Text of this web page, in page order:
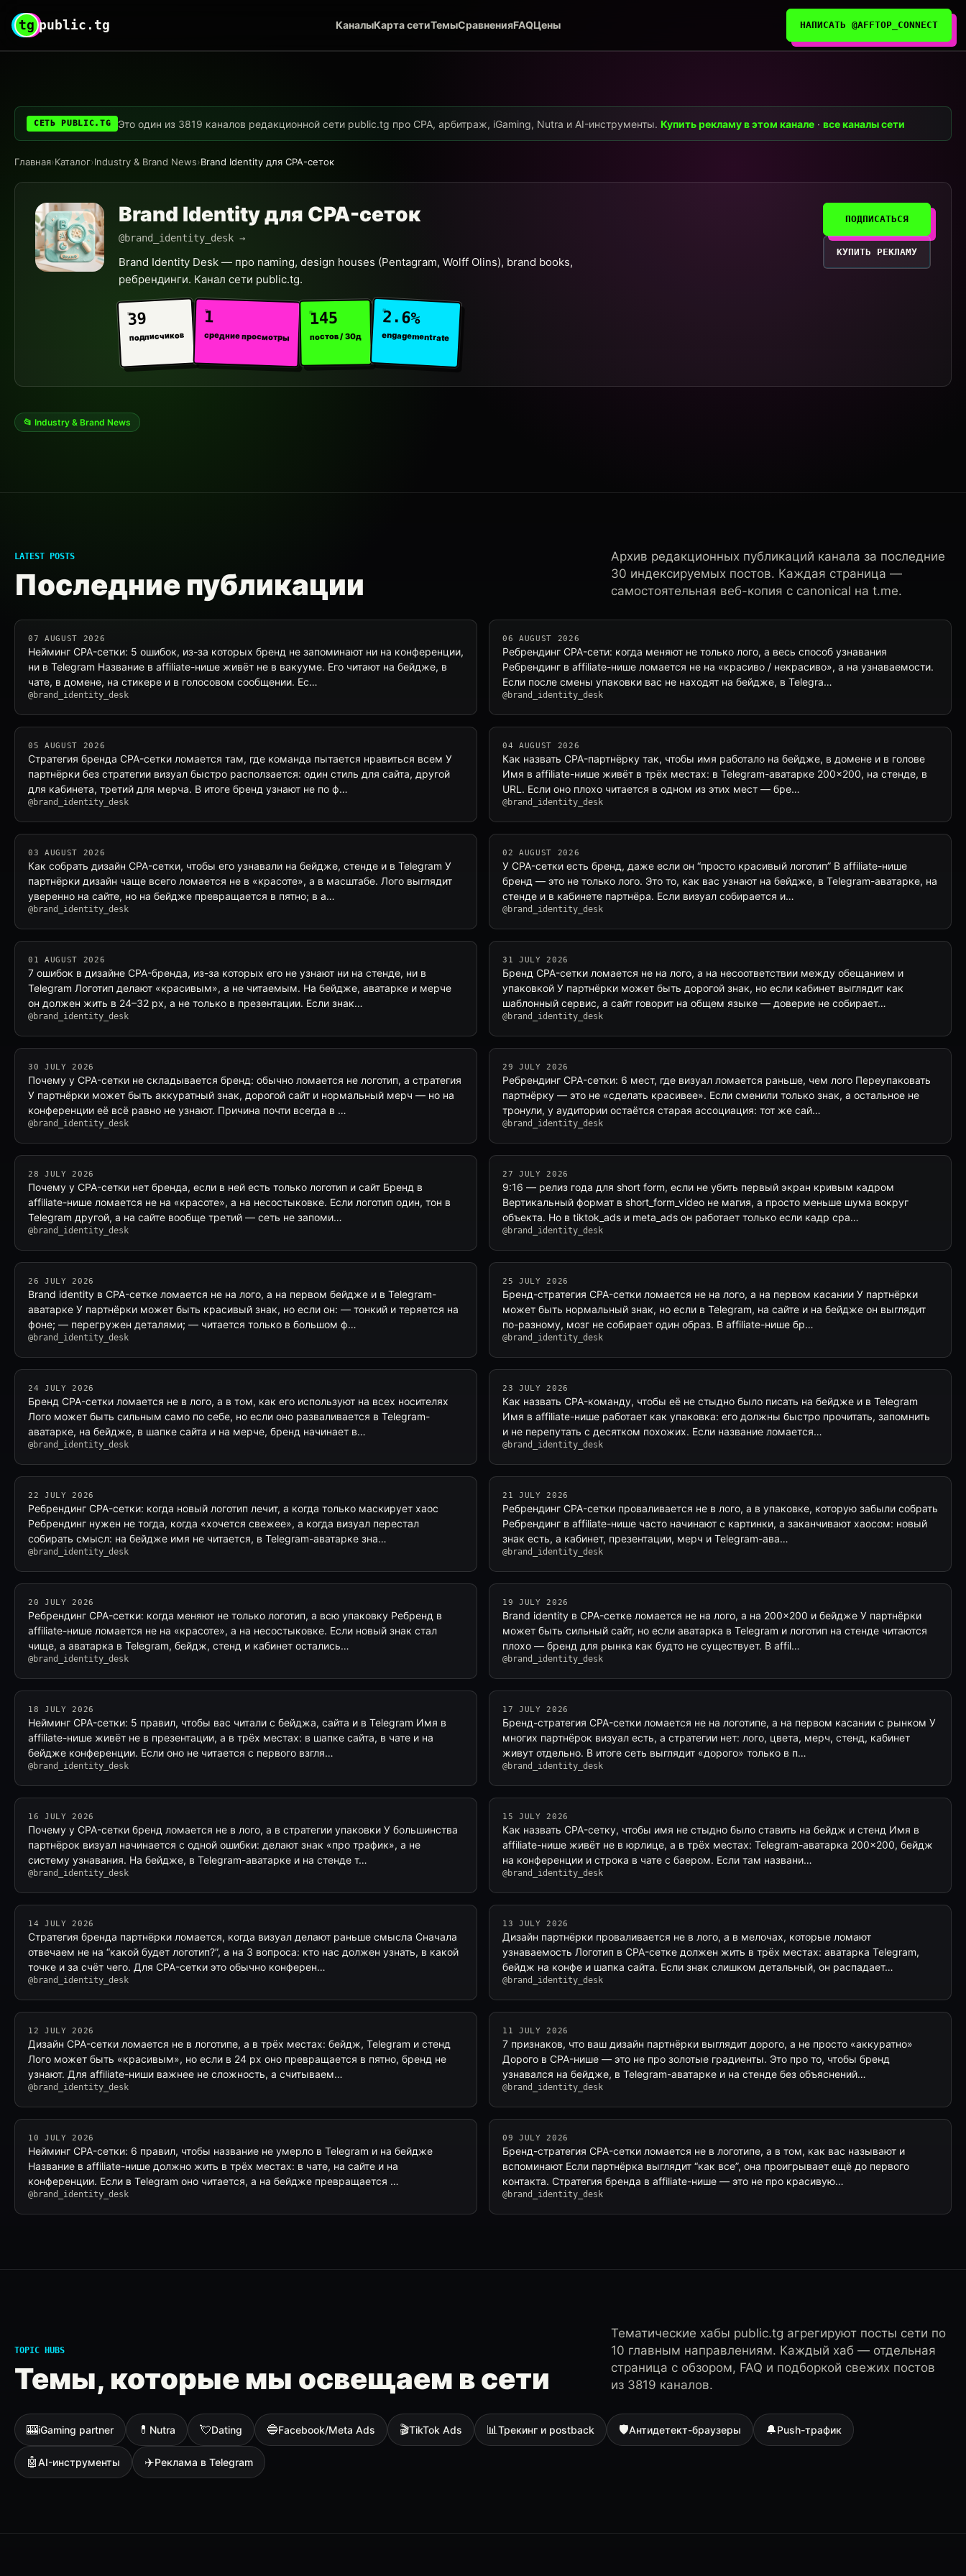
tg public.tg КаналыКарта сетиТемыСравненияFAQЦены НАПИСАТЬ @AFFTOP_CONNECT
СЕТЬ PUBLIC.TG Это один из 3819 каналов редакционной сети public.tg про CPA, арбитраж, iGaming, Nutra и AI-инструменты.Купить рекламу в этом канале ·все каналы сети
Главная›Каталог›Industry & Brand News›Brand Identity для CPA-сеток
Brand Identity для CPA-сеток
@brand_identity_desk →
Brand Identity Desk — про naming, design houses (Pentagram, Wolff Olins), brand books,
ребрендинги. Канал сети public.tg.
39
подписчиков
1
средние просмотры
145
постов / 30д
2.6%
engagement rate
ПОДПИСАТЬСЯ
КУПИТЬ РЕКЛАМУ
📂 Industry & Brand News
LATEST POSTS
Последние публикации
Архив редакционных публикаций канала за последние
30 индексируемых постов. Каждая страница —
самостоятельная веб-копия с canonical на t.me.
07 AUGUST 2026
Нейминг CPA-сетки: 5 ошибок, из-за которых бренд не запоминают ни на конференции,
ни в Telegram Название в affiliate-нише живёт не в вакууме. Его читают на бейдже, в
чате, в домене, на стикере и в голосовом сообщении. Ес…
@brand_identity_desk
06 AUGUST 2026
Ребрендинг CPA-сети: когда меняют не только лого, а весь способ узнавания
Ребрендинг в affiliate-нише ломается не на «красиво / некрасиво», а на узнаваемости.
Если после смены упаковки вас не находят на бейдже, в Telegra…
@brand_identity_desk
05 AUGUST 2026
Стратегия бренда CPA-сетки ломается там, где команда пытается нравиться всем У
партнёрки без стратегии визуал быстро расползается: один стиль для сайта, другой
для кабинета, третий для мерча. В итоге бренд узнают не по ф…
@brand_identity_desk
04 AUGUST 2026
Как назвать CPA-партнёрку так, чтобы имя работало на бейдже, в домене и в голове
Имя в affiliate-нише живёт в трёх местах: в Telegram-аватарке 200×200, на стенде, в
URL. Если оно плохо читается в одном из этих мест — бре…
@brand_identity_desk
03 AUGUST 2026
Как собрать дизайн CPA-сетки, чтобы его узнавали на бейдже, стенде и в Telegram У
партнёрки дизайн чаще всего ломается не в «красоте», а в масштабе. Лого выглядит
уверенно на сайте, но на бейдже превращается в пятно; в а…
@brand_identity_desk
02 AUGUST 2026
У CPA-сетки есть бренд, даже если он “просто красивый логотип” В affiliate-нише
бренд — это не только лого. Это то, как вас узнают на бейдже, в Telegram-аватарке, на
стенде и в кабинете партнёра. Если визуал собирается и…
@brand_identity_desk
01 AUGUST 2026
7 ошибок в дизайне CPA-бренда, из-за которых его не узнают ни на стенде, ни в
Telegram Логотип делают «красивым», а не читаемым. На бейдже, аватарке и мерче
он должен жить в 24–32 px, а не только в презентации. Если знак…
@brand_identity_desk
31 JULY 2026
Бренд CPA-сетки ломается не на лого, а на несоответствии между обещанием и
упаковкой У партнёрки может быть дорогой знак, но если кабинет выглядит как
шаблонный сервис, а сайт говорит на общем языке — доверие не собирает…
@brand_identity_desk
30 JULY 2026
Почему у CPA-сетки не складывается бренд: обычно ломается не логотип, а стратегия
У партнёрки может быть аккуратный знак, дорогой сайт и нормальный мерч — но на
конференции её всё равно не узнают. Причина почти всегда в …
@brand_identity_desk
29 JULY 2026
Ребрендинг CPA-сетки: 6 мест, где визуал ломается раньше, чем лого Переупаковать
партнёрку — это не «сделать красивее». Если сменили только знак, а остальное не
тронули, у аудитории остаётся старая ассоциация: тот же сай…
@brand_identity_desk
28 JULY 2026
Почему у CPA-сетки нет бренда, если в ней есть только логотип и сайт Бренд в
affiliate-нише ломается не на «красоте», а на несостыковке. Если логотип один, тон в
Telegram другой, а на сайте вообще третий — сеть не запоми…
@brand_identity_desk
27 JULY 2026
9:16 — релиз года для short form, если не убить первый экран кривым кадром
Вертикальный формат в short_form_video не магия, а просто меньше шума вокруг
объекта. Но в tiktok_ads и meta_ads он работает только если кадр сра…
@brand_identity_desk
26 JULY 2026
Brand identity в CPA-сетке ломается не на лого, а на первом бейдже и в Telegram-
аватарке У партнёрки может быть красивый знак, но если он: — тонкий и теряется на
фоне; — перегружен деталями; — читается только в большом ф…
@brand_identity_desk
25 JULY 2026
Бренд-стратегия CPA-сетки ломается не на лого, а на первом касании У партнёрки
может быть нормальный знак, но если в Telegram, на сайте и на бейдже он выглядит
по-разному, мозг не собирает один образ. В affiliate-нише бр…
@brand_identity_desk
24 JULY 2026
Бренд CPA-сетки ломается не в лого, а в том, как его используют на всех носителях
Лого может быть сильным само по себе, но если оно разваливается в Telegram-
аватарке, на бейдже, в шапке сайта и на мерче, бренд начинает в…
@brand_identity_desk
23 JULY 2026
Как назвать CPA-команду, чтобы её не стыдно было писать на бейдже и в Telegram
Имя в affiliate-нише работает как упаковка: его должны быстро прочитать, запомнить
и не перепутать с десятком похожих. Если название ломается…
@brand_identity_desk
22 JULY 2026
Ребрендинг CPA-сетки: когда новый логотип лечит, а когда только маскирует хаос
Ребрендинг нужен не тогда, когда «хочется свежее», а когда визуал перестал
собирать смысл: на бейдже имя не читается, в Telegram-аватарке зна…
@brand_identity_desk
21 JULY 2026
Ребрендинг CPA-сетки проваливается не в лого, а в упаковке, которую забыли собрать
Ребрендинг в affiliate-нише часто начинают с картинки, а заканчивают хаосом: новый
знак есть, а кабинет, презентации, мерч и Telegram-ава…
@brand_identity_desk
20 JULY 2026
Ребрендинг CPA-сетки: когда меняют не только логотип, а всю упаковку Ребренд в
affiliate-нише ломается не на «красоте», а на несостыковке. Если новый знак стал
чище, а аватарка в Telegram, бейдж, стенд и кабинет остались…
@brand_identity_desk
19 JULY 2026
Brand identity в CPA-сетке ломается не на лого, а на 200×200 и бейдже У партнёрки
может быть сильный сайт, но если аватарка в Telegram и логотип на стенде читаются
плохо — бренд для рынка как будто не существует. В affil…
@brand_identity_desk
18 JULY 2026
Нейминг CPA-сетки: 5 правил, чтобы вас читали с бейджа, сайта и в Telegram Имя в
affiliate-нише живёт не в презентации, а в трёх местах: в шапке сайта, в чате и на
бейдже конференции. Если оно не читается с первого взгля…
@brand_identity_desk
17 JULY 2026
Бренд-стратегия CPA-сетки ломается не на логотипе, а на первом касании с рынком У
многих партнёрок визуал есть, а стратегии нет: лого, цвета, мерч, стенд, кабинет
живут отдельно. В итоге сеть выглядит «дорого» только в п…
@brand_identity_desk
16 JULY 2026
Почему у CPA-сетки бренд ломается не в лого, а в стратегии упаковки У большинства
партнёрок визуал начинается с одной ошибки: делают знак «про трафик», а не
систему узнавания. На бейдже, в Telegram-аватарке и на стенде т…
@brand_identity_desk
15 JULY 2026
Как назвать CPA-сетку, чтобы имя не стыдно было ставить на бейдж и стенд Имя в
affiliate-нише живёт не в юрлице, а в трёх местах: Telegram-аватарка 200×200, бейдж
на конференции и строка в чате с баером. Если там названи…
@brand_identity_desk
14 JULY 2026
Стратегия бренда партнёрки ломается, когда визуал делают раньше смысла Сначала
отвечаем не на “какой будет логотип?”, а на 3 вопроса: кто нас должен узнать, в какой
точке и за счёт чего. Для CPA-сетки это обычно конферен…
@brand_identity_desk
13 JULY 2026
Дизайн партнёрки проваливается не в лого, а в мелочах, которые ломают
узнаваемость Логотип в CPA-сетке должен жить в трёх местах: аватарка Telegram,
бейдж на конфе и шапка сайта. Если знак слишком детальный, он распадает…
@brand_identity_desk
12 JULY 2026
Дизайн CPA-сетки ломается не в логотипе, а в трёх местах: бейдж, Telegram и стенд
Лого может быть «красивым», но если в 24 px оно превращается в пятно, бренд не
узнают. Для affiliate-ниши важнее не сложность, а считываем…
@brand_identity_desk
11 JULY 2026
7 признаков, что ваш дизайн партнёрки выглядит дорого, а не просто «аккуратно»
Дорого в CPA-нише — это не про золотые градиенты. Это про то, чтобы бренд
узнавался на бейдже, в Telegram-аватарке и на стенде без объяснений…
@brand_identity_desk
10 JULY 2026
Нейминг CPA-сетки: 6 правил, чтобы название не умерло в Telegram и на бейдже
Название в affiliate-нише должно жить в трёх местах: в чате, на сайте и на
конференции. Если в Telegram оно читается, а на бейдже превращается …
@brand_identity_desk
09 JULY 2026
Бренд-стратегия CPA-сетки ломается не в логотипе, а в том, как вас называют и
вспоминают Если партнёрка выглядит “как все”, она проигрывает ещё до первого
контакта. Стратегия бренда в affiliate-нише — это не про красивую…
@brand_identity_desk
TOPIC HUBS
Темы, которые мы освещаем в сети
Тематические хабы public.tg агрегируют посты сети по
10 главным направлениям. Каждый хаб — отдельная
страница с обзором, FAQ и подборкой свежих постов
из 3819 каналов.
🎰iGaming partner 💊 Nutra 💘Dating 🔵Facebook/Meta Ads 🎬TikTok Ads 📊Трекинг и postback 🛡Антидетект-браузеры 🔔Push-трафик
🤖AI-инструменты ✈️Реклама в Telegram